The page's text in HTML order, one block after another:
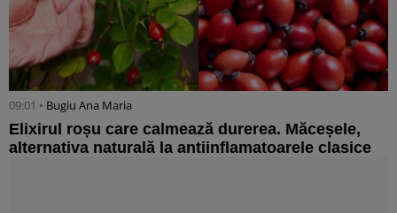
09:01 • Bugiu ⁠Ana Maria
Elixirul roșu care calmează durerea. Măceșele,
alternativa naturală la antiinflamatoarele clasice